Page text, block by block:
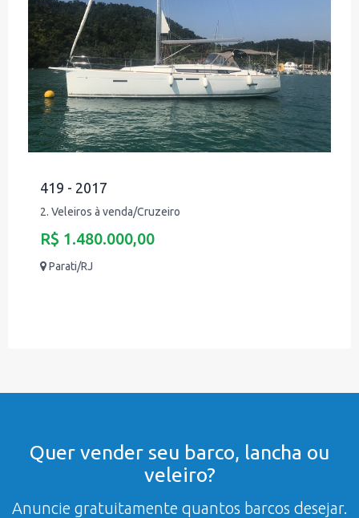
419 - 2017
2. Veleiros à venda/Cruzeiro
R$ 1.480.000,00
Parati/RJ
Quer vender seu barco, lancha ou
veleiro?
Anuncie gratuitamente quantos barcos desejar.